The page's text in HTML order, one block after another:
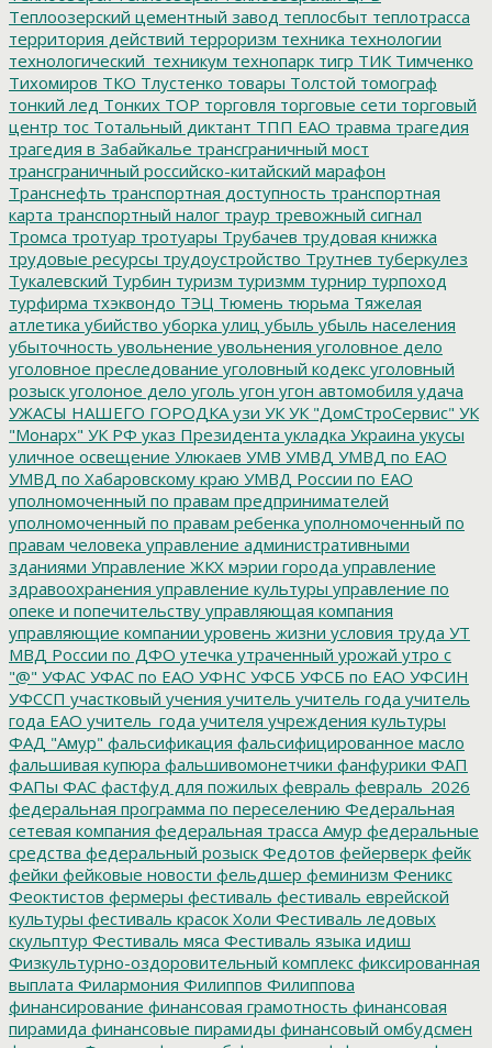
Теплоозерский цементный завод теплосбыт теплотрасса
территория действий терроризм техника технологии
технологический_техникум технопарк тигр ТИК Тимченко
Тихомиров ТКО Тлустенко товары Толстой томограф
тонкий лед Тонких ТОР торговля торговые сети торговый
центр тос Тотальный диктант ТПП ЕАО травма трагедия
трагедия в Забайкалье трансграничный мост
трансграничный российско-китайский марафон
Транснефть транспортная доступность транспортная
карта транспортный налог траур тревожный сигнал
Тромса тротуар тротуары Трубачев трудовая книжка
трудовые ресурсы трудоустройство Трутнев туберкулез
Тукалевский Турбин туризм туризмм турнир турпоход
турфирма тхэквондо ТЭЦ Тюмень тюрьма Тяжелая
атлетика убийство уборка улиц убыль убыль населения
убыточность увольнение увольнения уголовное дело
уголовное преследование уголовный кодекс уголовный
розыск уголоное дело уголь угон угон автомобиля удача
УЖАСЫ НАШЕГО ГОРОДКА узи УК УК "ДомСтроСервис" УК
"Монарх" УК РФ указ Президента укладка Украина укусы
уличное освещение Улюкаев УМВ УМВД УМВД по ЕАО
УМВД по Хабаровскому краю УМВД России по ЕАО
уполномоченный по правам предпринимателей
уполномоченный по правам ребенка уполномоченный по
правам человека управление административными
зданиями Управление ЖКХ мэрии города управление
здравоохранения управление культуры управление по
опеке и попечительству управляющая компания
управляющие компании уровень жизни условия труда УТ
МВД России по ДФО утечка утраченный урожай утро с
"@" УФАС УФАС по ЕАО УФНС УФСБ УФСБ по ЕАО УФСИН
УФССП участковый учения учитель учитель года учитель
года ЕАО учитель_года учителя учреждения культуры
ФАД "Амур" фальсификация фальсифицированное масло
фальшивая купюра фальшивомонетчики фанфурики ФАП
ФАПы ФАС фастфуд для пожилых февраль февраль_2026
федеральная программа по переселению Федеральная
сетевая компания федеральная трасса Амур федеральные
средства федеральный розыск Федотов фейерверк фейк
фейки фейковые новости фельдшер феминизм Феникс
Феоктистов фермеры фестиваль фестиваль еврейской
культуры фестиваль красок Холи Фестиваль ледовых
скульптур Фестиваль мяса Фестиваль языка идиш
Физкультурно-оздоровительный комплекс фиксированная
выплата Филармония Филиппов Филиппова
финансирование финансовая грамотность финансовая
пирамида финансовые пирамиды финансовый омбудсмен